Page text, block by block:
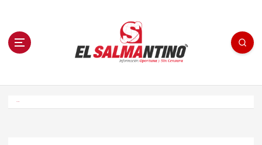
n El Salmantino - medios/noticias/editorial